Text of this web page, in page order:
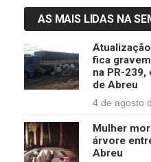
AS MAIS LIDAS NA
fica
na PR-
de Abreu
4 de agosto
Mulher
árvore
Abreu